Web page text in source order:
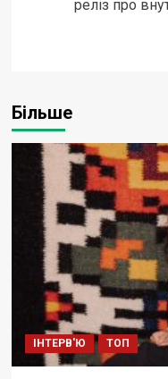
реліз про
Більше
ІНТЕРВ'Ю ТОП